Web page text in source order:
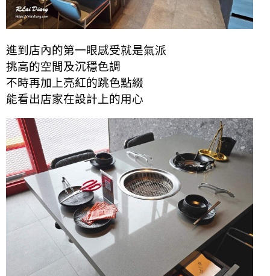
進到店內的第一眼感受就是氣派
挑高的空間及沉穩色調
不時再加上亮紅的跳色點綴
能看出店家在設計上的用心